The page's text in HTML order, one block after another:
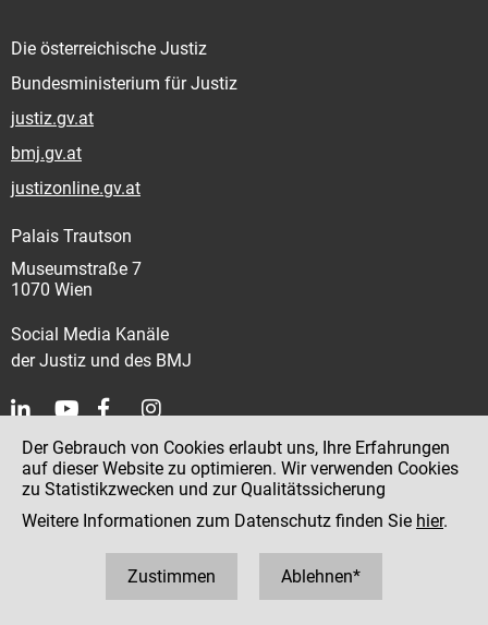
Die österreichische Justiz
Bundesministerium für Justiz
justiz.gv.at
bmj.gv.at
justizonline.gv.at
Palais Trautson
Museumstraße 7
1070 Wien
Social Media Kanäle
der Justiz und des BMJ
Kontakt
Impressum
Datenschutz
Hinweisgeber:innenplattform (für Mitarbeiter:innen)
Der Gebrauch von Cookies erlaubt uns, Ihre Erfahrungen
auf dieser Website zu optimieren. Wir verwenden Cookies
zu Statistikzwecken und zur Qualitätssicherung
Weitere Informationen zum Datenschutz finden Sie hier.
Zustimmen Ablehnen*